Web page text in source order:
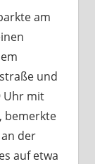
am
und
Uhr mit
bemerkte
der
auf etwa